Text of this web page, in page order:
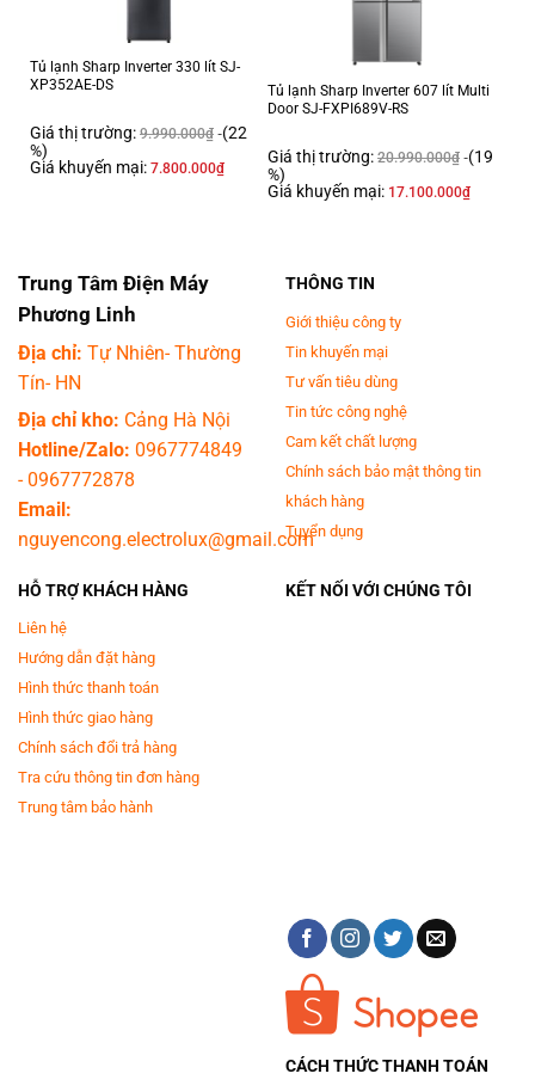
Tủ lạnh Sharp Inverter 330 lít SJ-
XP352AE-DS
Giá thị trường: 9.990.000₫ (22
%)
Giá khuyến mại: 7.800.000₫
Tủ lạnh Sharp Inverter 607 lít Multi
Door SJ-FXPI689V-RS
Giá thị trường: 20.990.000₫ (19
%)
Giá khuyến mại: 17.100.000₫
Trung Tâm Điện Máy
Phương Linh
Địa chỉ: Tự Nhiên- Thường
Tín- HN
Địa chỉ kho: Cảng Hà Nội
Hotline/Zalo: 0967774849
-0967772878
Email:
nguyencong.electrolux@gmail.com
THÔNG TIN
Giới thiệu công ty
Tin khuyến mại
Tư vấn tiêu dùng
Tin tức công nghệ
Cam kết chất lượng
Chính sách bảo mật thông tin
khách hàng
Tuyển dụng
HỖ TRỢ KHÁCH HÀNG
Liên hệ
Hướng dẫn đặt hàng
Hình thức thanh toán
Hình thức giao hàng
Chính sách đổi trả hàng
Tra cứu thông tin đơn hàng
Trung tâm bảo hành
KẾT NỐI VỚI CHÚNG TÔI
CÁCH THỨC THANH TOÁN